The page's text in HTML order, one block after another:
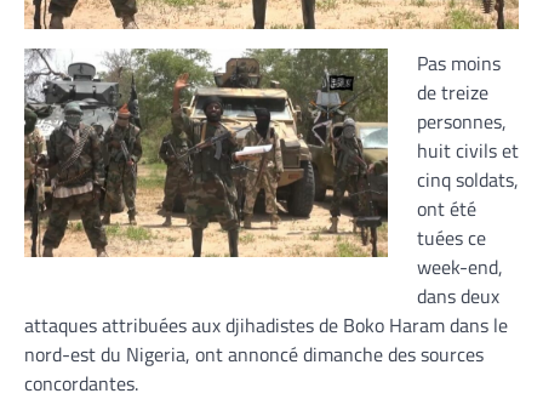
Pas moins
de treize
personnes,
huit civils et
cinq soldats,
ont été
tuées ce
week-end,
dans deux
attaques attribuées aux djihadistes de Boko Haram dans le
nord-est du Nigeria, ont annoncé dimanche des sources
concordantes.